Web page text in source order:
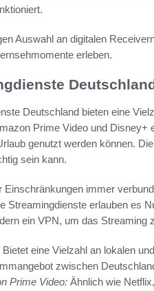
Auswahl an digitalen
erleben.
Deutschland bieten eine
Prime Video und Disney+
genutzt werden können.
sein kann.
Einschränkungen immer
Streamingdienste erlauben es
ein VPN, um das Streaming
Bietet eine Vielzahl an lokalen
zwischen
Prime Video: Ähnlich wie